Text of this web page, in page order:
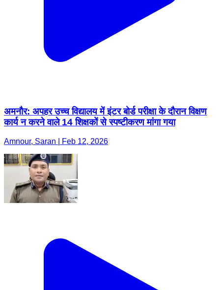
अमनौर: अपहर उच्च विद्यालय में इंटर बोर्ड परीक्षा के दौरान विक्षण
कार्य न करने वाले 14 शिक्षकों से स्पष्टीकरण मांगा गया
Amnour, Saran | Feb 12, 2026